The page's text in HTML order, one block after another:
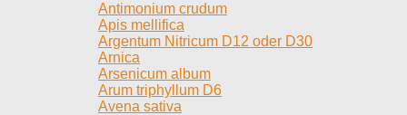
Antimonium crudum
Apis mellifica
Argentum Nitricum D12 oder D30
Arnica
Arsenicum album
Arum triphyllum D6
Avena sativa